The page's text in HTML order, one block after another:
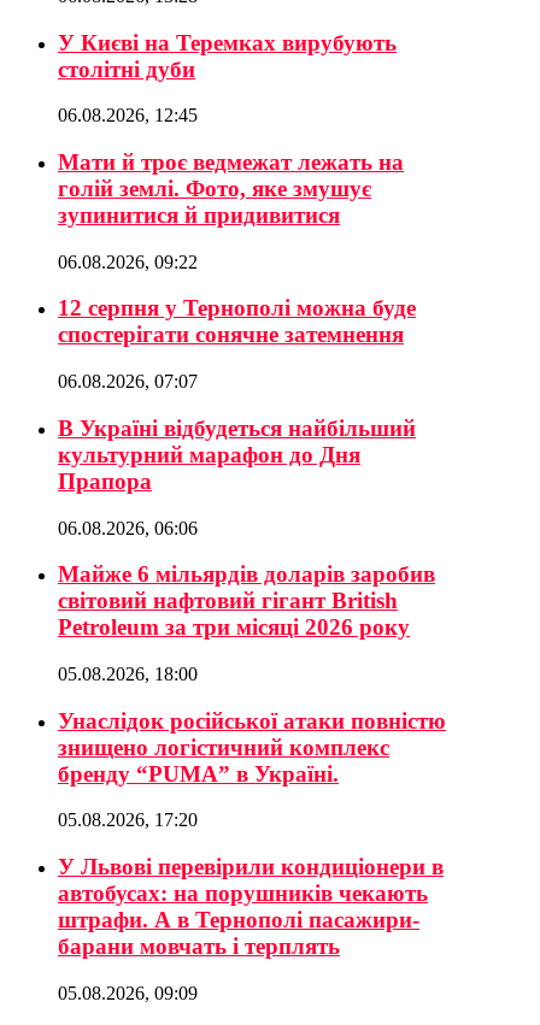
У Києві на Теремках вирубують
столітні дуби
06.08.2026, 12:45
Мати й троє ведмежат лежать на
голій землі. Фото, яке змушує
зупинитися й придивитися
06.08.2026, 09:22
12 серпня у Тернополі можна буде
спостерігати сонячне затемнення
06.08.2026, 07:07
В Україні відбудеться найбільший
культурний марафон до Дня
Прапора
06.08.2026, 06:06
Майже 6 мільярдів доларів заробив
світовий нафтовий гігант British
Petroleum за три місяці 2026 року
05.08.2026, 18:00
Унаслідок російської атаки повністю
знищено логістичний комплекс
бренду “PUMA” в Україні.
05.08.2026, 17:20
У Львові перевірили кондиціонери в
автобусах: на порушників чекають
штрафи. А в Тернополі пасажири-
барани мовчать і терплять
05.08.2026, 09:09